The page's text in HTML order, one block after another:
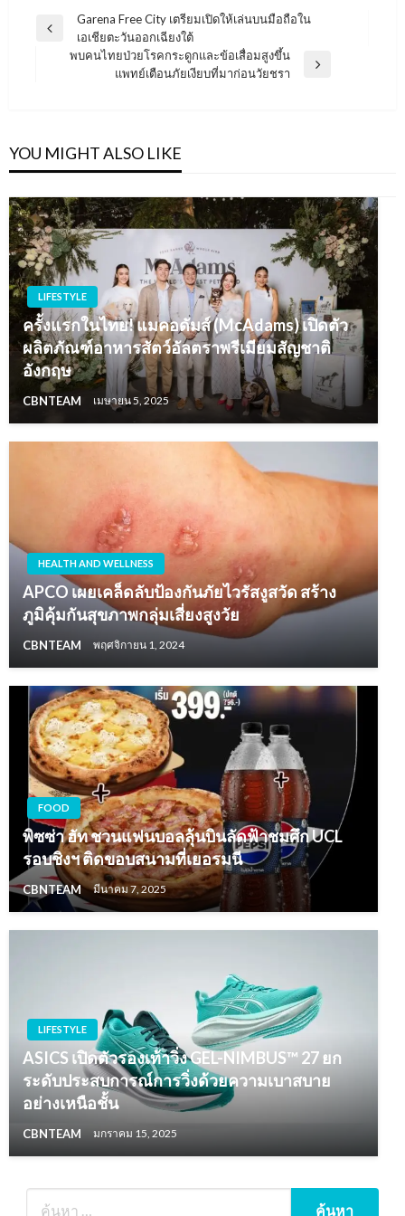
แนะแนว
เรื่อง
Previous
Garena Free City เตรียมเปิดให้เล่นบนมือถือใน
เอเชียตะวันออกเฉียงใต้
พบคนไทยป่วยโรคกระดูกและข้อเสื่อมสูงขึ้น
แพทย์เตือนภัยเงียบที่มาก่อนวัยชรา
YOU MIGHT ALSO LIKE
LIFESTYLE
ครั้งแรกในไทย! แมคอดัมส์ (McAdams) เปิดตัว
ผลิตภัณฑ์อาหารสัตว์อัลตราพรีเมียมสัญชาติ
อังกฤษ
CBNTEAM เมษายน 5, 2025
HEALTH AND WELLNESS
APCO เผยเคล็ดลับป้องกันภัยไวรัสงูสวัด สร้าง
ภูมิคุ้มกันสุขภาพกลุ่มเสี่ยงสูงวัย
CBNTEAM พฤศจิกายน 1, 2024
FOOD
พิซซ่า ฮัท ชวนแฟนบอลลุ้นบินลัดฟ้าชมศึก UCL
รอบชิงฯ ติดขอบสนามที่เยอรมนี
CBNTEAM มีนาคม 7, 2025
LIFESTYLE
ASICS เปิดตัวรองเท้าวิ่ง GEL-NIMBUS™ 27 ยก
ระดับประสบการณ์การวิ่งด้วยความเบาสบาย
อย่างเหนือชั้น
CBNTEAM มกราคม 15, 2025